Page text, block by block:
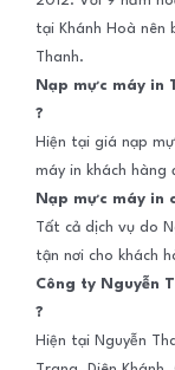
tại Khánh Hoà nên
Thanh.
Nạp mực máy in
?
Hiện tại giá nạp
máy in khách hàng
Nạp mực máy in
Tất cả dịch vụ do
tận nơi cho khách
Công ty Nguyễn
?
Hiện tại Nguyễn